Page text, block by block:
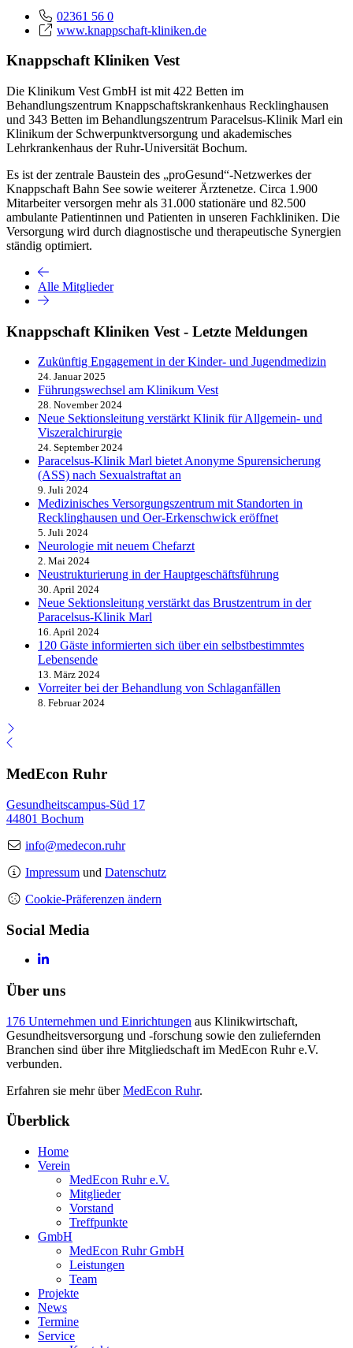
02361 56 0
www.knappschaft-kliniken.de
Knappschaft Kliniken Vest
Die Klinikum Vest GmbH ist mit 422 Betten im
Behandlungszentrum Knappschaftskrankenhaus Recklinghausen
und 343 Betten im Behandlungszentrum Paracelsus-Klinik Marl ein
Klinikum der Schwerpunktversorgung und akademisches
Lehrkrankenhaus der Ruhr-Universität Bochum.
Es ist der zentrale Baustein des „proGesund“-Netzwerkes der
Knappschaft Bahn See sowie weiterer Ärztenetze. Circa 1.900
Mitarbeiter versorgen mehr als 31.000 stationäre und 82.500
ambulante Patientinnen und Patienten in unseren Fachkliniken. Die
Versorgung wird durch diagnostische und therapeutische Synergien
ständig optimiert.
Alle Mitglieder
Knappschaft Kliniken Vest - Letzte Meldungen
Zukünftig Engagement in der Kinder- und Jugendmedizin
24. Januar 2025
Führungswechsel am Klinikum Vest
28. November 2024
Neue Sektionsleitung verstärkt Klinik für Allgemein- und
Viszeralchirurgie
24. September 2024
Paracelsus-Klinik Marl bietet Anonyme Spurensicherung
(ASS) nach Sexualstraftat an
9. Juli 2024
Medizinisches Versorgungszentrum mit Standorten in
Recklinghausen und Oer-Erkenschwick eröffnet
5. Juli 2024
Neurologie mit neuem Chefarzt
2. Mai 2024
Neustrukturierung in der Hauptgeschäftsführung
30. April 2024
Neue Sektionsleitung verstärkt das Brustzentrum in der
Paracelsus-Klinik Marl
16. April 2024
120 Gäste informierten sich über ein selbstbestimmtes
Lebensende
13. März 2024
Vorreiter bei der Behandlung von Schlaganfällen
8. Februar 2024
MedEcon Ruhr
Gesundheitscampus-Süd 17
44801 Bochum
info@medecon.ruhr
Impressum und Datenschutz
Cookie-Präferenzen ändern
Social Media
Über uns
176 Unternehmen und Einrichtungen aus Klinikwirtschaft,
Gesundheitsversorgung und -forschung sowie den zuliefernden
Branchen sind über ihre Mitgliedschaft im MedEcon Ruhr e.V.
verbunden.
Erfahren sie mehr überMedEcon Ruhr.
Überblick
Home
Verein
MedEcon Ruhr e.V.
Mitglieder
Vorstand
Treffpunkte
GmbH
MedEcon Ruhr GmbH
Leistungen
Team
Projekte
News
Termine
Service